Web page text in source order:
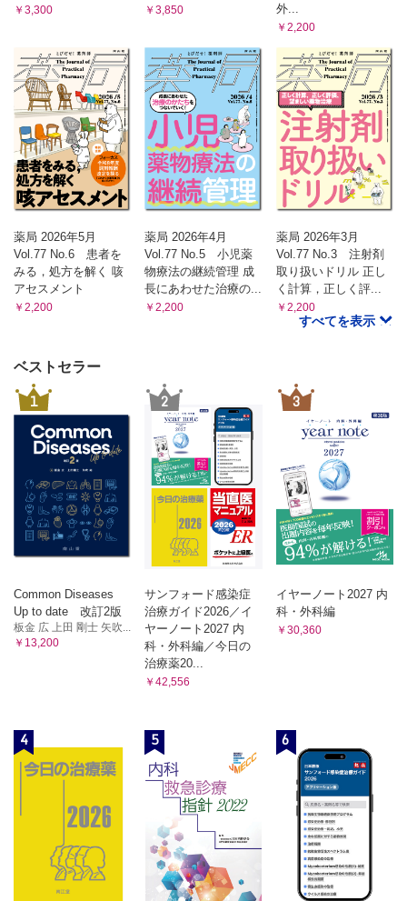
￥3,300 ￥3,850
外...
￥2,200
薬局 2026年5月
Vol.77 No.6 患者を
みる，処方を解く 咳
アセスメント
￥2,200
薬局 2026年4月
Vol.77 No.5 小児薬
物療法の継続管理 成
長にあわせた治療の...
￥2,200
薬局 2026年3月
Vol.77 No.3 注射剤
取り扱いドリル 正し
く計算，正しく評...
￥2,200
すべてを表示
ベストセラー
1
Common Diseases
Up to date 改訂2版
板金 広 上田 剛士 矢吹...
￥13,200
2
サンフォード感染症
治療ガイド2026／イ
ヤーノート2027 内
科・外科編／今日の
治療薬20...
￥42,556
3
イヤーノート2027 内
科・外科編
￥30,360
4 5 6